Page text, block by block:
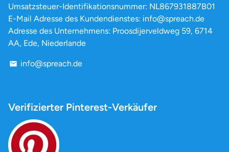
Umsatzsteuer-Identifikationsnummer: NL867931887B01
E-Mail Adresse des Kundendienstes: info@spreach.de
Adresse des Unternehmens: Proosdijerveldweg 59, 6714
AA, Ede, Niederlande
email info@spreach.de
Verifizierter Pinterest-Verkäufer